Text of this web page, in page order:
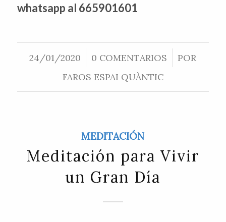
whatsapp al 665901601
24/01/2020
/ 0 COMENTARIOS
/
POR
FAROS ESPAI QUÀNTIC
MEDITACIÓN
Meditación para Vivir
un Gran Día